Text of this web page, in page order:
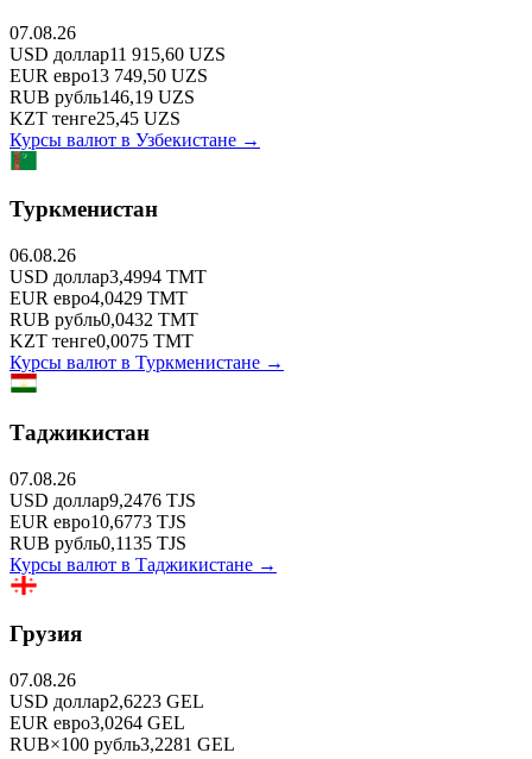
07.08.26
USD доллар11 915,60 UZS
EUR евро13 749,50 UZS
RUB рубль146,19 UZS
KZT тенге25,45 UZS
Курсы валют в Узбекистане →
Туркменистан
06.08.26
USD доллар3,4994 TMT
EUR евро4,0429 TMT
RUB рубль0,0432 TMT
KZT тенге0,0075 TMT
Курсы валют в Туркменистане →
Таджикистан
07.08.26
USD доллар9,2476 TJS
EUR евро10,6773 TJS
RUB рубль0,1135 TJS
Курсы валют в Таджикистане →
Грузия
07.08.26
USD доллар2,6223 GEL
EUR евро3,0264 GEL
RUB×100 рубль3,2281 GEL